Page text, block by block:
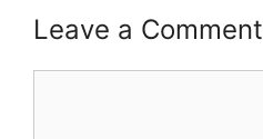
Leave a Comment